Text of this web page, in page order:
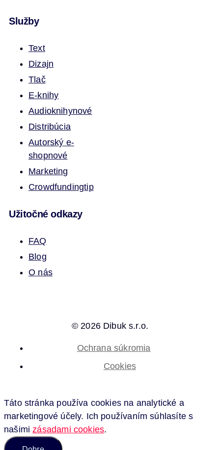
Služby
Text
Dizajn
Tlač
E-knihy
Audioknihynové
Distribúcia
Autorský e-
shopnové
Marketing
Crowdfundingtip
Užitočné odkazy
FAQ
Blog
O nás
© 2026 Dibuk s.r.o.
Ochrana súkromia
Cookies
Táto stránka používa cookies na analytické a
marketingové účely. Ich používaním súhlasíte s
našimizásadami cookies.